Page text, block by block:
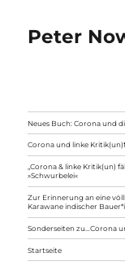
Peter
Neues Buch: Corona und
Corona und linke
„Corona & linke Kritik(un)
»Schwurbelei«
Zur Erinnerung an eine
Karawane indischer
Sonderseiten zu…Corona
Startseite